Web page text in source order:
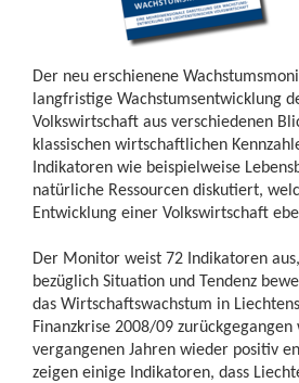
Der neu erschienene
langfristige Wachstumsentwicklung
Volkswirtschaft aus verschiedenen
klassischen wirtschaftlichen
Indikatoren wie beispielweise
natürliche Ressourcen diskutiert,
Entwicklung einer Volkswirtschaft
Der Monitor weist 72 Indikatoren
bezüglich Situation und Tendenz
das Wirtschaftswachstum in
Finanzkrise 2008/09
vergangenen Jahren wieder positiv
zeigen einige Indikatoren, dass